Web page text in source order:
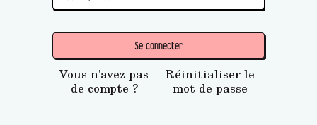
Se connecter
Vous n'avez pas
de compte ?
Réinitialiser le
mot de passe